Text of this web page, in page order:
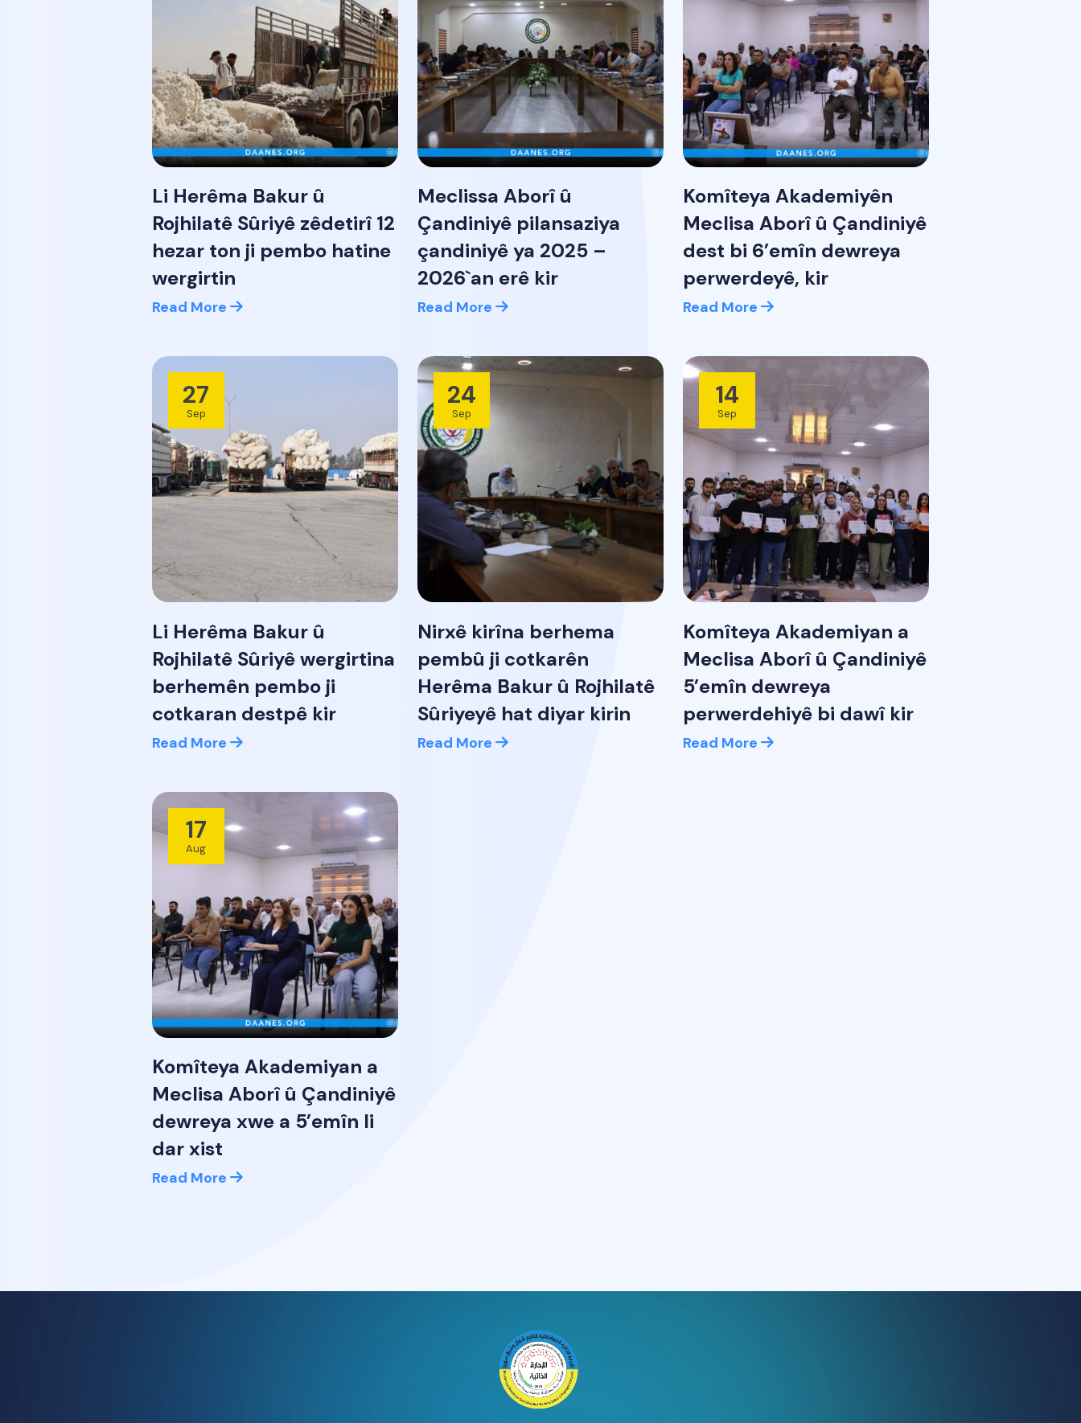
Li Herêma Bakur û
Rojhilatê Sûriyê zêdetirî 12
hezar ton ji pembo hatine
wergirtin
Read More
Meclissa Aborî û
Çandiniyê pilansaziya
çandiniyê ya 2025 –
2026`an erê kir
Read More
Komîteya Akademiyên
Meclisa Aborî û Çandiniyê
dest bi 6’emîn dewreya
perwerdeyê, kir
Read More
27
Sep
Li Herêma Bakur û
Rojhilatê Sûriyê wergirtina
berhemên pembo ji
cotkaran destpê kir
Read More
24
Sep
Nirxê kirîna berhema
pembû ji cotkarên
Herêma Bakur û Rojhilatê
Sûriyeyê hat diyar kirin
Read More
14
Sep
Komîteya Akademiyan a
Meclisa Aborî û Çandiniyê
5’emîn dewreya
perwerdehiyê bi dawî kir
Read More
17
Aug
Komîteya Akademiyan a
Meclisa Aborî û Çandiniyê
dewreya xwe a 5’emîn li
dar xist
Read More